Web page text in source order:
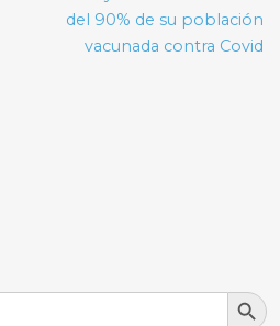
del 90% de su población
vacunada contra Covid
Search